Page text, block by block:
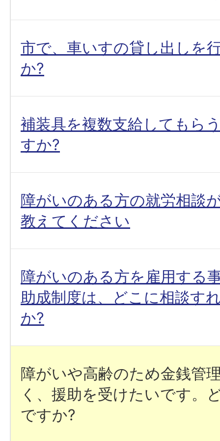
市で、車いすの貸し出しを
か?
補装具を複数支給してもら
すか?
障がいのある方の就労相談
教えてください
障がいのある方を雇用する
助成制度は、どこに相談す
か?
障がいや高齢のため金銭管
く、援助を受けたいです。
ですか?